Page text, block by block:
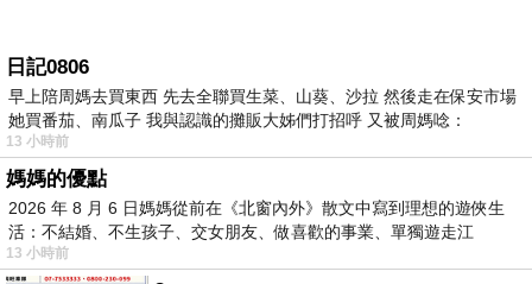
日記0806
早上陪周媽去買東西 先去全聯買生菜、山葵、沙拉 然後走在保安市場
她買番茄、南瓜子 我與認識的攤販大姊們打招呼 又被周媽唸：
13 小時前
媽媽的優點
2026 年 8 月 6 日媽媽從前在《北窗內外》散文中寫到理想的遊俠生
活：不結婚、不生孩子、交女朋友、做喜歡的事業、單獨遊走江
湖⋯⋯，
13 小時前